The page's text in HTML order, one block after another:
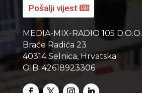
Pošalji vijest
MEDIA-MIX-RADIO 105 D.O.O.
Braće Radića 23
40314 Selnica, Hrvatska
OIB: 42618923306